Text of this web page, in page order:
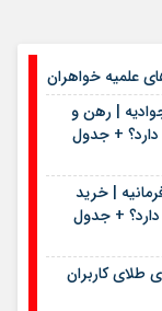
علمیه خواهران
| رهن و
دارد؟ + جدول
| خرید
دارد؟ + جدول
طلای کاربران